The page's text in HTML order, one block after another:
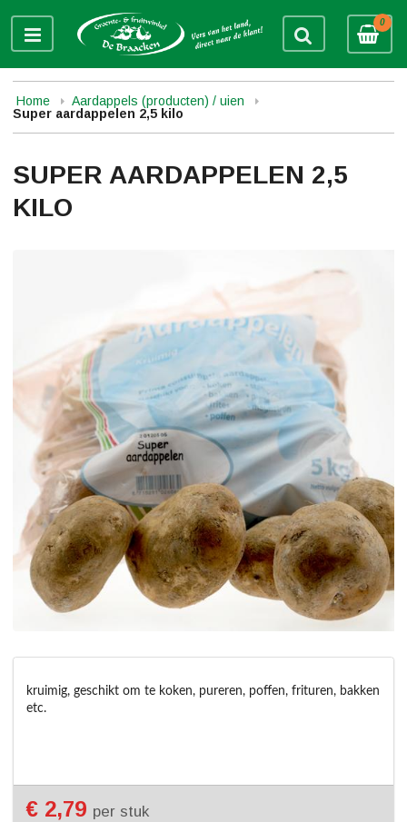
0
Home
Aardappels (producten) / uien
Super aardappelen 2,5 kilo
SUPER AARDAPPELEN 2,5
KILO
kruimig, geschikt om te koken, pureren, poffen, frituren, bakken
etc.
€ 2,79 per stuk